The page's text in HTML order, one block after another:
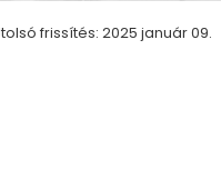
frissítés: 2025 január 09.